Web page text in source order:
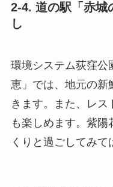
2-4. 道の駅「赤城
し
環境システム荻窪公
恵」では、地元の新
きます。また、レ
も楽しめます。紫陽
くりと過ごしてみて